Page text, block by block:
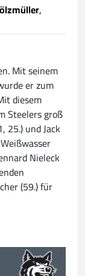
,
Mit seinem
er zum
diesem
Steelers groß
25.) und Jack
Nieleck
(59.) für